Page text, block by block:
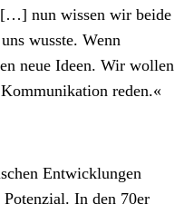
nun wissen wir beide
wusste. Wenn
neue Ideen. Wir wollen
reden.«
Entwicklungen
In den 70er